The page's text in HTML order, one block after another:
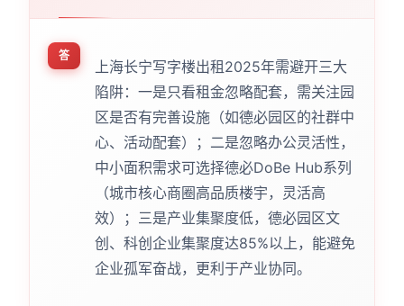
答
上海长宁写字楼出租2025年需避开三大
陷阱：一是只看租金忽略配套，需关注园
区是否有完善设施（如德必园区的社群中
心、活动配套）；二是忽略办公灵活性，
中小面积需求可选择德必DoBe Hub系列
（城市核心商圈高品质楼宇，灵活高
效）；三是产业集聚度低，德必园区文
创、科创企业集聚度达85%以上，能避免
企业孤军奋战，更利于产业协同。